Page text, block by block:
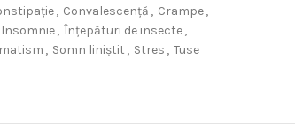
, Convalescență , Crampe,
Insomnie, Înțepături de insecte,
, Somn liniștit , Stres , Tuse